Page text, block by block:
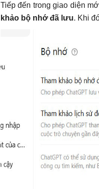
Tiếp đến trong giao diện
khảo bộ nhớ đã lưu. Khi